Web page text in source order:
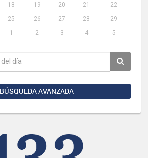
18 19 20 21
22
25 26 27 28
29
1 2 3 4 5
BÚSQUEDA AVANZADA